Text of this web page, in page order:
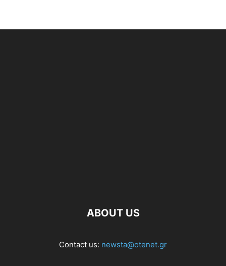
ABOUT US
Contact us: newsta@otenet.gr